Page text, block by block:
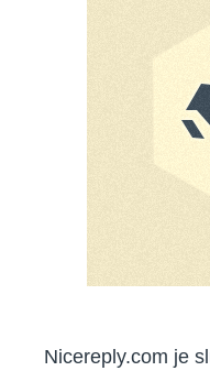
Nicereply.com je